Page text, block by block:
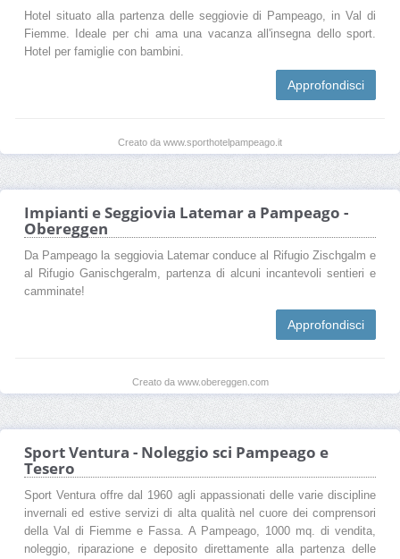
Hotel situato alla partenza delle seggiovie di Pampeago, in Val di
Fiemme. Ideale per chi ama una vacanza all'insegna dello sport.
Hotel per famiglie con bambini.
Approfondisci
Creato da www.sporthotelpampeago.it
Impianti e Seggiovia Latemar a Pampeago -
Obereggen
Da Pampeago la seggiovia Latemar conduce al Rifugio Zischgalm e
al Rifugio Ganischgeralm, partenza di alcuni incantevoli sentieri e
camminate!
Approfondisci
Creato da www.obereggen.com
Sport Ventura - Noleggio sci Pampeago e
Tesero
Sport Ventura offre dal 1960 agli appassionati delle varie discipline
invernali ed estive servizi di alta qualità nel cuore dei comprensori
della Val di Fiemme e Fassa. A Pampeago, 1000 mq. di vendita,
noleggio, riparazione e deposito direttamente alla partenza delle